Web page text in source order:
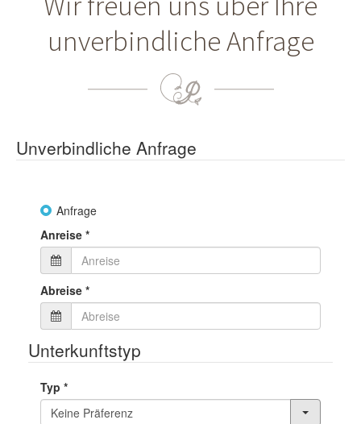
unverbindliche Anfrage
Unverbindliche Anfrage
Anfrage
Anreise *
Abreise *
Unterkunftstyp
Typ *